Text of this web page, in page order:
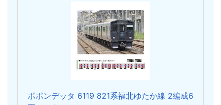
ポポンデッタ 6119 821系福北ゆたか線 2編成6